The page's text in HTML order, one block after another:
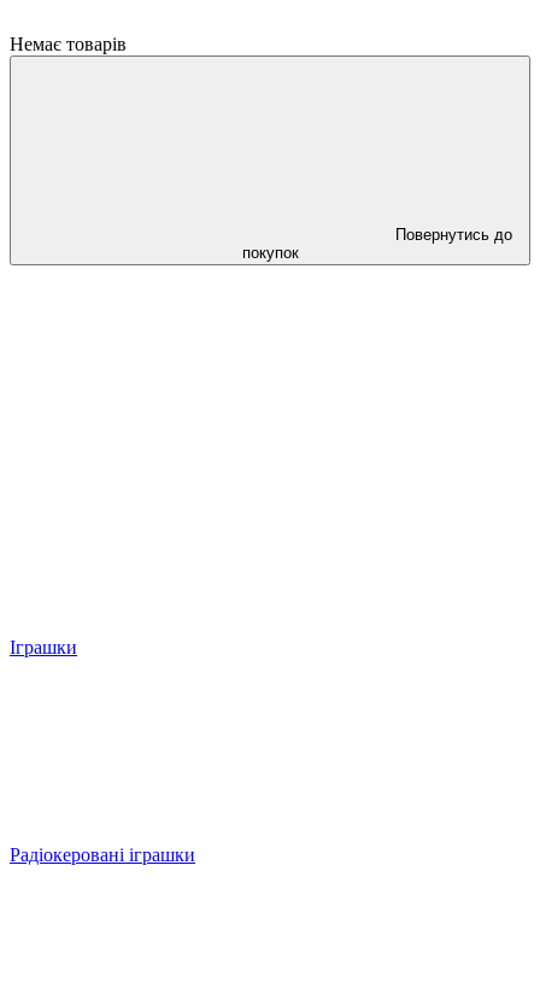
Немає товарів
Повернутись до
покупок
Іграшки
Радіокеровані іграшки